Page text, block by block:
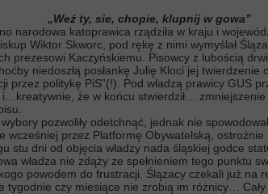
„Weź ty, sie, chopie, klupnij w gowa”
narodowa katoprawica rządziła w kraju i
Wiktor Skworc, pod rękę z nimi wymyślał
prezesowi Kaczyńskiemu. Pisowcy z lubością
niedoszłą posłankę Julię Kloci jej twierdzenie
przez politykę PiS”(!). Pod władzą prawicy GUS
że w końcu stwierdził…
pozwoliły odetchnąć, jednak nie
wcześniej przez Platformę Obywatelską,
stu dni od objęcia władzy nada śląskiej godce
władza nie zdąży ze spełnieniem tego punktu
powodem do frustracji. Ślązacy czekali już na
tygodnie czy miesiące nie zrobią im różnicy… Cały